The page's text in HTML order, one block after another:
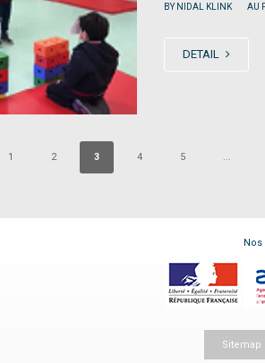
BY NIDAL KLINK AU
DETAIL
1 2 3 4 5 ...
Nos
Sitemap